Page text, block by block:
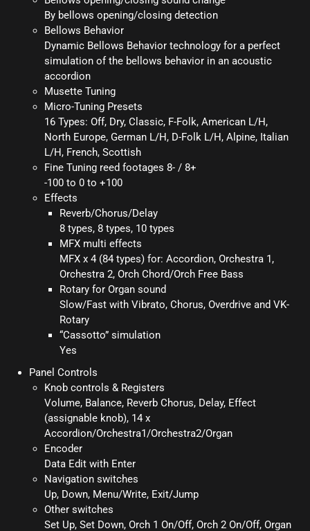
By bellows opening/closing detection
Bellows Behavior
Dynamic Bellows Behavior technology for a perfect
simulation of the bellows behavior in an acoustic
accordion
Musette Tuning
Micro-Tuning Presets
16 Types: Off, Dry, Classic, F-Folk, American L/H,
North Europe, German L/H, D-Folk L/H, Alpine, Italian
L/H, French, Scottish
Fine Tuning reed footages 8- / 8+
-100 to 0 to +100
Effects
Reverb/Chorus/Delay
8 types, 8 types, 10 types
MFX multi effects
MFX x 4 (84 types) for: Accordion, Orchestra 1,
Orchestra 2, Orch Chord/Orch Free Bass
Rotary for Organ sound
Slow/Fast with Vibrato, Chorus, Overdrive and VK-
Rotary
“Cassotto” simulation
Yes
Panel Controls
Knob controls & Registers
Volume, Balance, Reverb Chorus, Delay, Effect
(assignable knob), 14 x
Accordion/Orchestra1/Orchestra2/Organ
Encoder
Data Edit with Enter
Navigation switches
Up, Down, Menu/Write, Exit/Jump
Other switches
Set Up, Set Down, Orch 1 On/Off, Orch 2 On/Off, Organ